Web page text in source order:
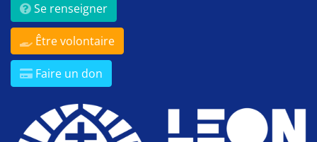
Se renseigner
Être volontaire
Faire un don